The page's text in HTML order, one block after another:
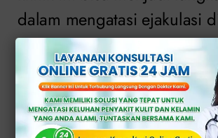
dalam mengatasi ejakulasi
Klinik ejakulasi dini di
pusat medis yang
dalam mengatasi masalah